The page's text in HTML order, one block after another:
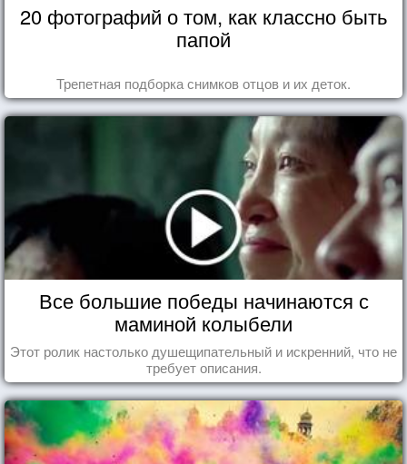
20 фотографий о том, как классно быть
папой
Трепетная подборка снимков отцов и их деток.
Все большие победы начинаются с
маминой колыбели
Этот ролик настолько душещипательный и искренний, что не
требует описания.